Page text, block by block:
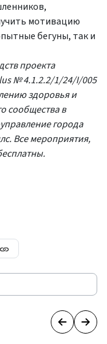
мотивацию
бегуны, так и
проекта
№ 4.1.2.2/1/24/I/005
здоровья и
сообщества в
города
Все мероприятия,